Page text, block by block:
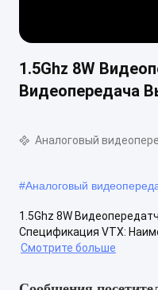
1.5Ghz 8W
Видеопередача
Аналоговый
#Аналоговый
1.5Ghz 8W
Спецификация VTX:
Смотрите больше